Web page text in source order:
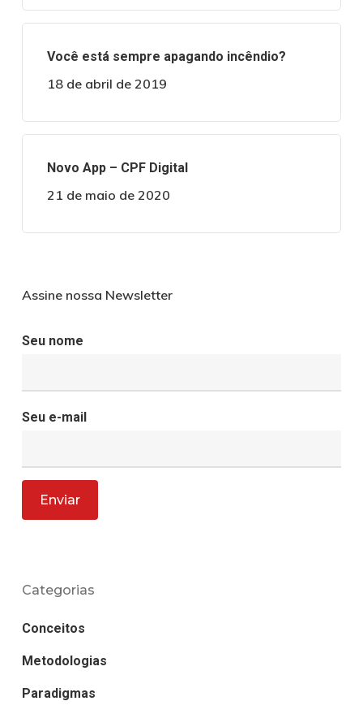
Você está sempre apagando incêndio?
18 de abril de 2019
Novo App – CPF Digital
21 de maio de 2020
Assine nossa Newsletter
Seu nome
Seu e-mail
Categorias
Conceitos
Metodologias
Paradigmas